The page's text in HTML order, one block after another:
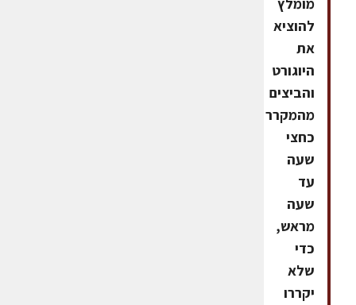
להוציא
את
היוגורט
והביצים
מהמקרר
כחצי
שעה
עד
שעה
מראש,
כדי
שלא
יקררו